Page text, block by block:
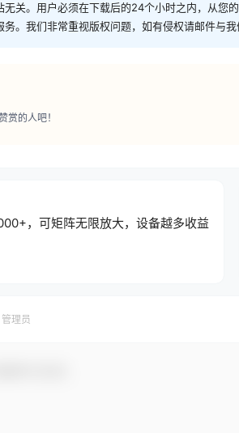
关。用户必须在下载后的24个小时之内，从您
。我们非常重视版权问题，如有侵权请邮件与我
赏的人吧！
，可矩阵无限放大，设备越多收益
管理员